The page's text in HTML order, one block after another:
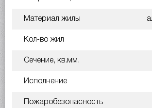
Материал жилы
Кол-во жил
Сечение, кв.мм.
Исполнение
Пожаробезопасность